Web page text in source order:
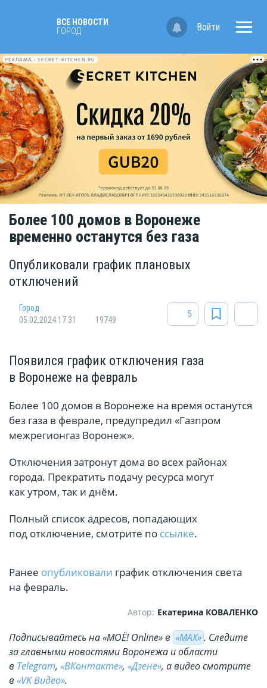
ВСЕ НОВОСТИ
ГОРОД
Войти
РЕКЛАМА • SECRET-KITCHEN.RU
Более 100 домов в Воронеже
временно останутся без газа
Опубликовали график плановых
отключений
Город
05.02.2024 17:31
19749
5
Появился график отключения газа
в Воронеже на февраль
Более 100 домов в Воронеже на время останутся
без газа в феврале, предупредил «Газпром
межрегионгаз Воронеж».
Отключения затронут дома во всех районах
города. Прекратить подачу ресурса могут
как утром, так и днём.
Полный список адресов, попадающих
под отключение, смотрите по ссылке.
Ранее опубликовали график отключения света
на февраль.
Автор: Екатерина КОВАЛЕНКО
Подписывайтесь на «МОЁ! Online» в «МАХ». Cледите
за главными новостями Воронежа и области
в Telegram, «ВКонтакте», «Дзене», а видео смотрите
в «VK Видео».